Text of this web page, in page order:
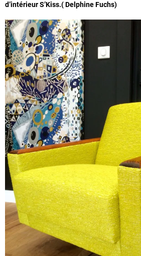
d’intérieur S’Kiss.( Delphine Fuchs)